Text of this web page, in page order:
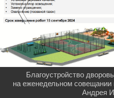
Благоустройство
на еженедельном совещании
Андрея